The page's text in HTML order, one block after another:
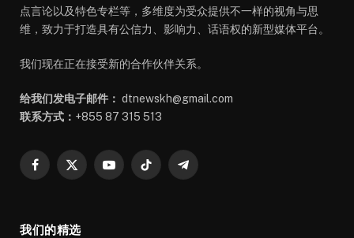
点言论以及特色专栏等，多维度为受众提供不一样的视角与思
维，致力于打造具有公信力、影响力、话语权的新型媒体平台。
我们现在正在接受新的合作伙伴关系。
给我们发电子邮件： dtnewskh@gmail.com
联系方式： +855 87 315 513
Facebook
X
YouTubeTikTok Telegram
我们的精选